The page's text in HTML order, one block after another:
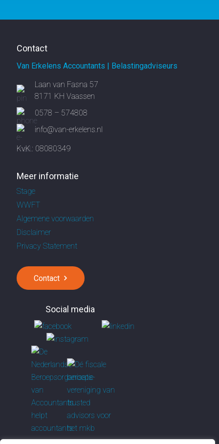
Contact
Van Erkelens Accountants | Belastingadviseurs
Laan van Fasna 57
8171 KH Vaassen
0578 – 574808
info@van-erkelens.nl
KvK.: 08080349
Meer informatie
Stage
WWFT
Algemene voorwaarden
Disclaimer
Privacy Statement
Contact
Social media